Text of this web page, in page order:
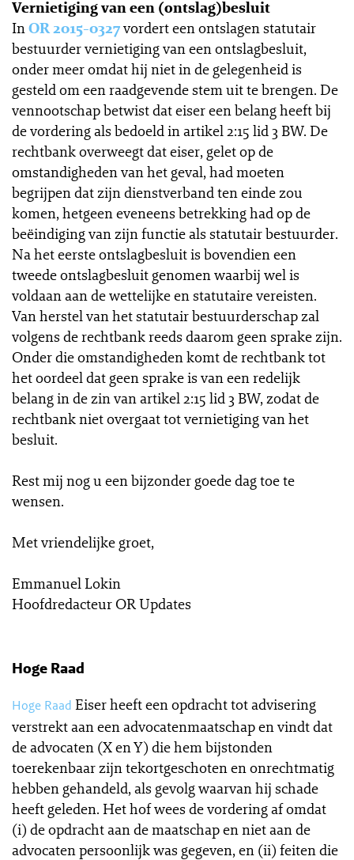
Vernietiging van een (ontslag)besluit
InOR 2015-0327vordert een ontslagen statutair
bestuurder vernietiging van een ontslagbesluit,
onder meer omdat hij niet in de gelegenheid is
gesteld om een raadgevende stem uit te brengen. De
vennootschap betwist dat eiser een belang heeft bij
de vordering als bedoeld in artikel 2:15 lid 3 BW. De
rechtbank overweegt dat eiser, gelet op de
omstandigheden van het geval, had moeten
begrijpen dat zijn dienstverband ten einde zou
komen, hetgeen eveneens betrekking had op de
beëindiging van zijn functie als statutair bestuurder.
Na het eerste ontslagbesluit is bovendien een
tweede ontslagbesluit genomen waarbij wel is
voldaan aan de wettelijke en statutaire vereisten.
Van herstel van het statutair bestuurderschap zal
volgens de rechtbank reeds daarom geen sprake zijn.
Onder die omstandigheden komt de rechtbank tot
het oordeel dat geen sprake is van een redelijk
belang in de zin van artikel 2:15 lid 3 BW, zodat de
rechtbank niet overgaat tot vernietiging van het
besluit.
Rest mij nog u een bijzonder goede dag toe te
wensen.
Met vriendelijke groet,
Emmanuel Lokin
Hoofdredacteur OR Updates
Hoge Raad
Hoge Raad Eiser heeft een opdracht tot advisering
verstrekt aan een advocatenmaatschap en vindt dat
de advocaten (X en Y) die hem bijstonden
toerekenbaar zijn tekortgeschoten en onrechtmatig
hebben gehandeld, als gevolg waarvan hij schade
heeft geleden. Het hof wees de vordering af omdat
(i) de opdracht aan de maatschap en niet aan de
advocaten persoonlijk was gegeven, en (ii) feiten die